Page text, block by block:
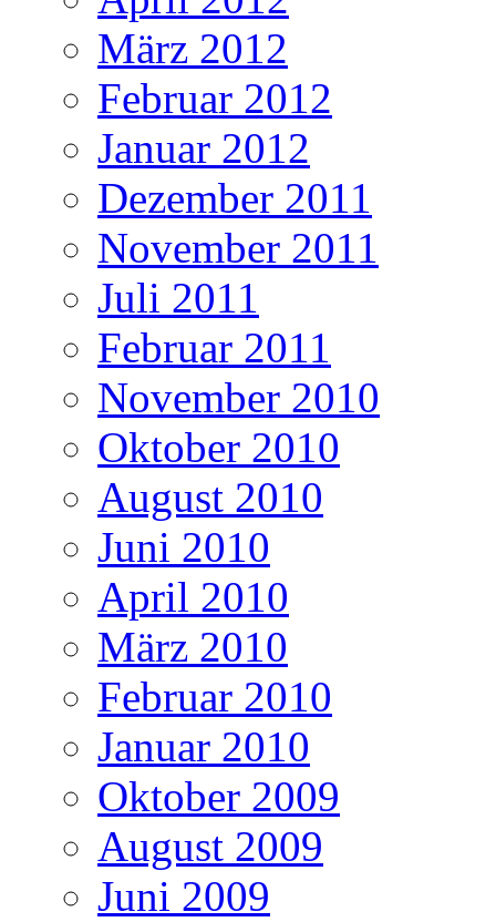
März 2012
Februar 2012
Januar 2012
Dezember 2011
November 2011
Juli 2011
Februar 2011
November 2010
Oktober 2010
August 2010
Juni 2010
April 2010
März 2010
Februar 2010
Januar 2010
Oktober 2009
August 2009
Juni 2009